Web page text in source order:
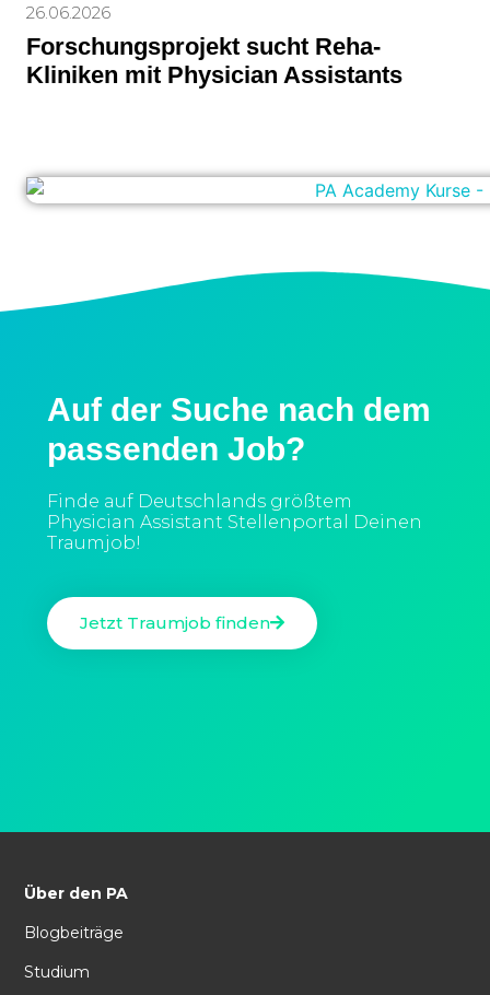
26.06.2026
Forschungsprojekt sucht Reha-
Kliniken mit Physician Assistants
Auf der Suche nach dem
passenden Job?
Finde auf Deutschlands größtem
Physician Assistant Stellenportal Deinen
Traumjob!
Jetzt Traumjob finden
Über den PA
Blogbeiträge
Studium